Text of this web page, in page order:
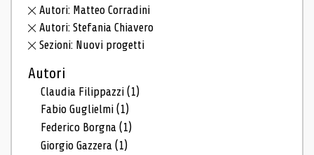
Autori: Matteo Corradini
Autori: Stefania Chiavero
Sezioni: Nuovi progetti
Autori
Claudia Filippazzi(1)
Fabio Guglielmi(1)
Federico Borgna(1)
Giorgio Gazzera(1)